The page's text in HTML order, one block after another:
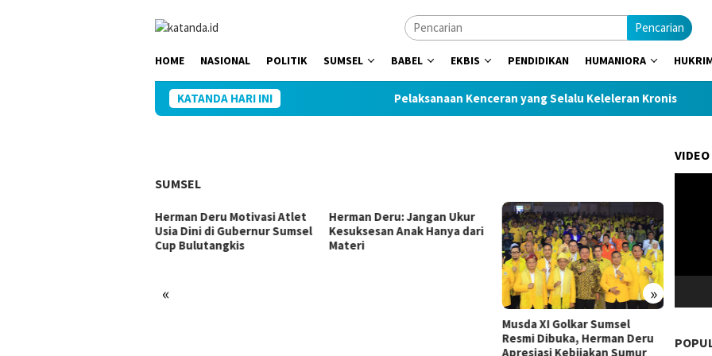
Pencarian
HOME NASIONAL POLITIK SUMSEL BABEL EKBIS PENDIDIKAN HUMANIORA
KATANDA HARI INI Pelaksanaan Kenceran yang Selalu Keleleran Kronis
SUMSEL
« »
Herman Deru Motivasi Atlet
Usia Dini di Gubernur Sumsel
Cup Bulutangkis
Herman Deru: Jangan Ukur
Kesuksesan Anak Hanya dari
Materi
Musda XI Golkar Sumsel
Resmi Dibuka, Herman Deru
Apresiasi Kebijakan Sumur
VIDEO